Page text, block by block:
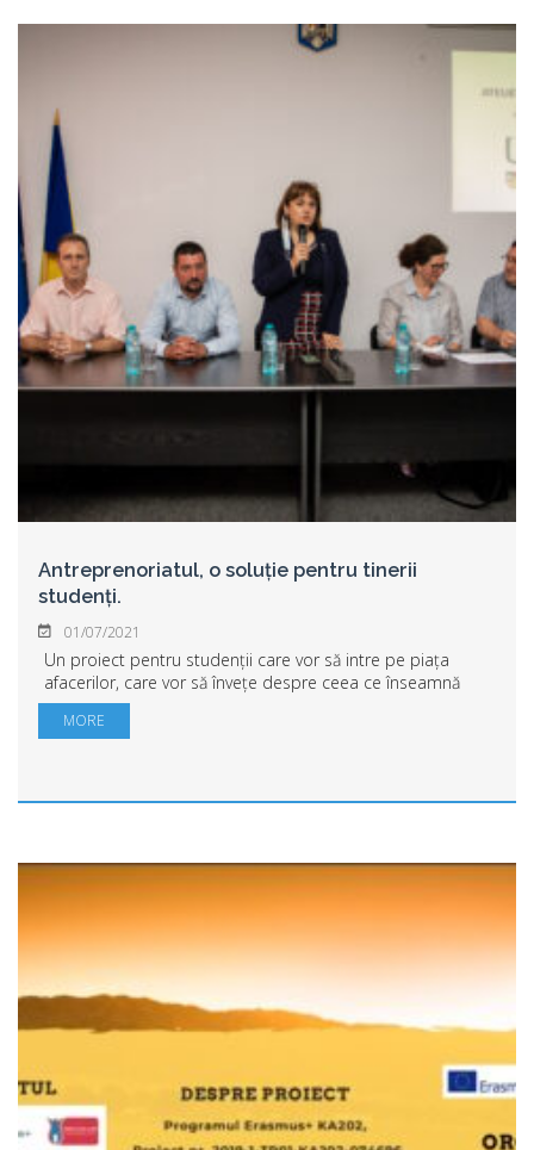
Antreprenoriatul, o soluție pentru tinerii
studenți.
01/07/2021
Un proiect pentru studenții care vor să intre pe piața
afacerilor, care vor să învețe despre ceea ce înseamnă
mediul privat s-a lansat miercuri la Universitatea „Aurel
Vlaicu” din Arad. „Atelierul de ...
MORE